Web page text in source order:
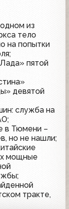
из
тело
на попытки
пятой
девятой
служба на
в Тюмени –
но не нашли;
мощные
тракте,